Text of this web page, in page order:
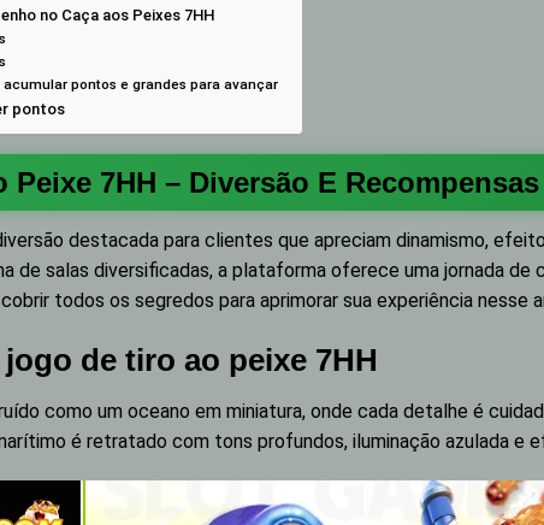
no Caça aos Peixes 7HH
pontos e grandes para avançar
pontos
Peixe 7HH – Diversão E
destacada para clientes que apreciam dinamismo,
de salas diversificadas, a plataforma oferece uma jornada
todos os segredos para aprimorar sua experiência nesse
de tiro ao peixe 7HH
como um oceano em miniatura, onde cada detalhe é
é retratado com tons profundos, iluminação azulada e